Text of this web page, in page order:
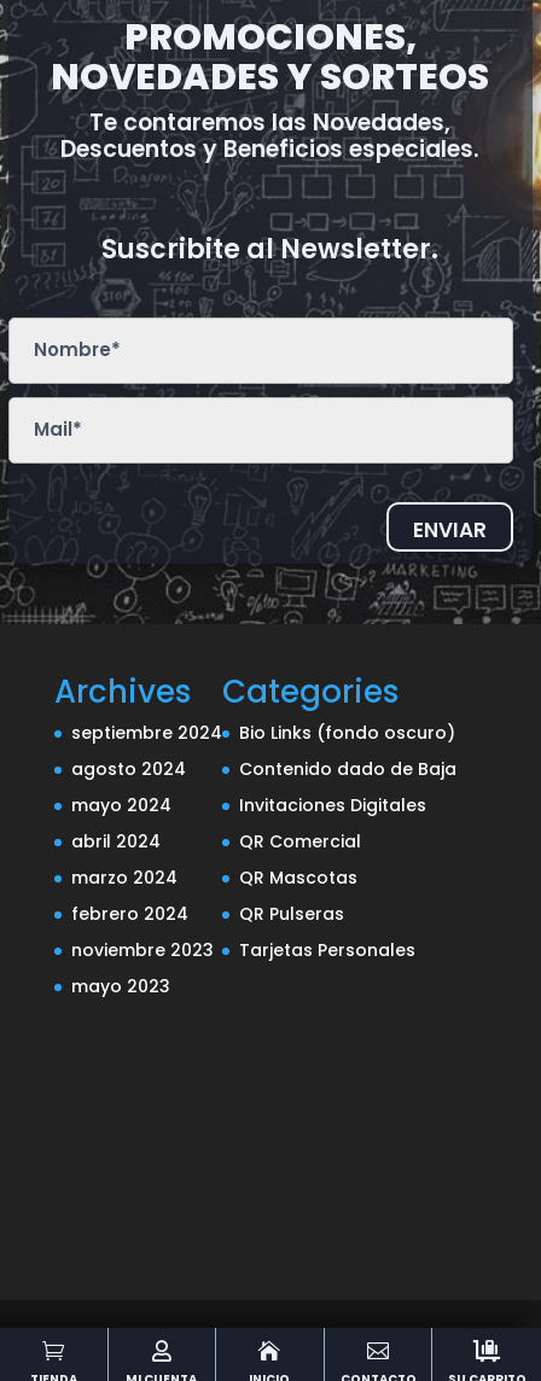
    
PROMOCIONES,
NOVEDADES Y SORTEOS
Te contaremos las Novedades,
Descuentos y Beneficios especiales.
Suscribite al Newsletter.
ENVIAR
Archives
septiembre 2024
agosto 2024
mayo 2024
abril 2024
marzo 2024
febrero 2024
noviembre 2023
mayo 2023
Categories
Bio Links (fondo oscuro)
Contenido dado de Baja
Invitaciones Digitales
QR Comercial
QR Mascotas
QR Pulseras
Tarjetas Personales
Diseñado por Elegant Themes
| Desarrollado
WordPress